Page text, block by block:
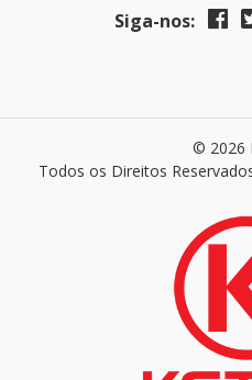
Siga-nos:
© 2026
Todos os Direitos